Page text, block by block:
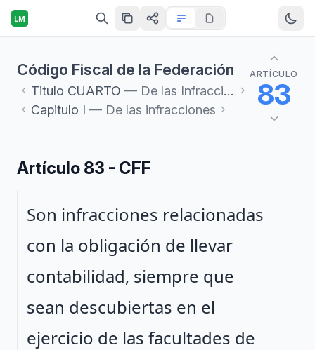
LM
Código Fiscal de la Federación
Titulo CUARTO — De las Infracciones y Delitos Fiscales
Capitulo I — De las infracciones
ARTÍCULO
83
Artículo 83 - CFF
Párrafo 1
Son infracciones relacionadas
con la obligación de llevar
contabilidad, siempre que
sean descubiertas en el
ejercicio de las facultades de